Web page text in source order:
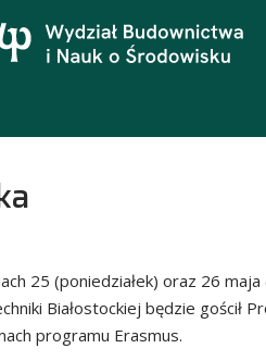
25 (poniedziałek) oraz 26
Białostockiej będzie gościł
programu Erasmus.